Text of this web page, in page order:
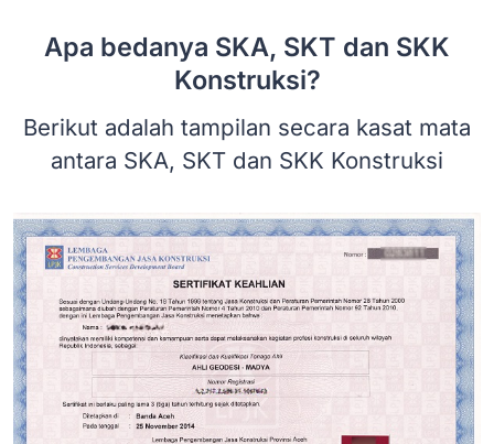
Apa bedanya SKA, SKT dan SKK
Konstruksi?
Berikut adalah tampilan secara kasat mata
antara SKA, SKT dan SKK Konstruksi